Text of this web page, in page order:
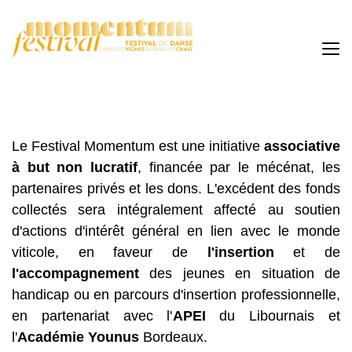
Le Festival Momentum est une initiative associative
à but non lucratif, financée par le mécénat, les
partenaires privés et les dons. L'excédent des fonds
collectés sera intégralement affecté au soutien
d'actions d'intérêt général en lien avec le monde
viticole, en faveur de
l'insertion et de
l'accompagnement des jeunes en situation de
handicap ou en parcours d'insertion professionnelle,
en partenariat avec l'APEIdu Libournais et
l'Académie Younus Bordeaux.